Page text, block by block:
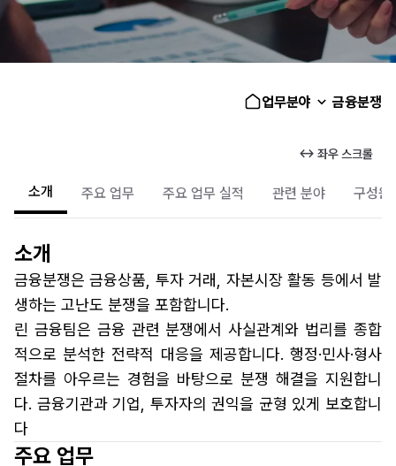
업무분야 금융분쟁
↔ 좌우 스크롤
소개 주요 업무 주요 업무 실적 관련 분야 구성원
소개
금융분쟁은 금융상품, 투자 거래, 자본시장 활동 등에서 발
생하는 고난도 분쟁을 포함합니다.
린 금융팀은 금융 관련 분쟁에서 사실관계와 법리를 종합
적으로 분석한 전략적 대응을 제공합니다. 행정·민사·형사
절차를 아우르는 경험을 바탕으로 분쟁 해결을 지원합니
다. 금융기관과 기업, 투자자의 권익을 균형 있게 보호합니
다
주요 업무